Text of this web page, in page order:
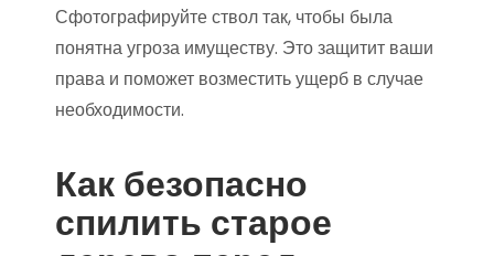
Сфотографируйте ствол так, чтобы была
понятна угроза имуществу. Это защитит ваши
права и поможет возместить ущерб в случае
необходимости.
Как безопасно
спилить старое